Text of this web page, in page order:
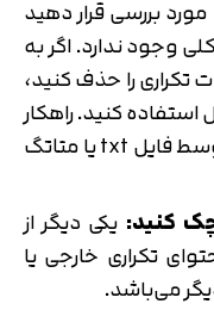
بررسی قرار دهید
وجود ندارد. اگر به
را حذف کنید،
کنونیکال استفاده کنید. راهکار
دیگر بلاک کردن آن صفحات توسط فایل txt یا متاتگ
کنید: یکی دیگر از
تکراری خارجی یا
می‌باشد.